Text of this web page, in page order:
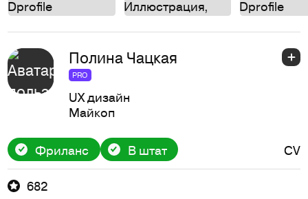
Полина Чацкая
PRO
UX дизайн
Майкоп
Фриланс В штат CV
682